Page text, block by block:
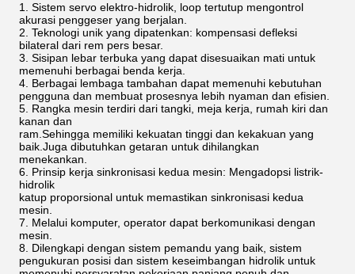
1. Sistem servo elektro-hidrolik, loop tertutup mengontrol
akurasi penggeser yang berjalan.
2. Teknologi unik yang dipatenkan: kompensasi defleksi
bilateral dari rem pers besar.
3. Sisipan lebar terbuka yang dapat disesuaikan mati untuk
memenuhi berbagai benda kerja.
4. Berbagai lembaga tambahan dapat memenuhi kebutuhan
pengguna dan membuat prosesnya lebih nyaman dan efisien.
5. Rangka mesin terdiri dari tangki, meja kerja, rumah kiri dan
kanan dan
ram.Sehingga memiliki kekuatan tinggi dan kekakuan yang
baik.Juga dibutuhkan getaran untuk dihilangkan
menekankan.
6. Prinsip kerja sinkronisasi kedua mesin: Mengadopsi listrik-
hidrolik
katup proporsional untuk memastikan sinkronisasi kedua
mesin.
7. Melalui komputer, operator dapat berkomunikasi dengan
mesin.
8. Dilengkapi dengan sistem pemandu yang baik, sistem
pengukuran posisi dan sistem keseimbangan hidrolik untuk